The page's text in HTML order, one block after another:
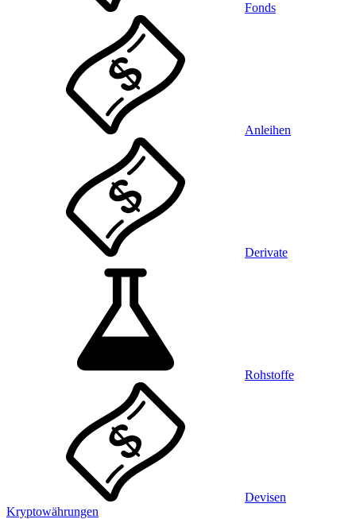
Fonds
Anleihen
Derivate
Rohstoffe
Devisen
Kryptowährungen